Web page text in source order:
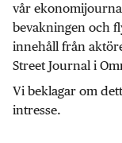
vår
bevakningen och
innehåll från
Street Journal i
Vi beklagar om
intresse.